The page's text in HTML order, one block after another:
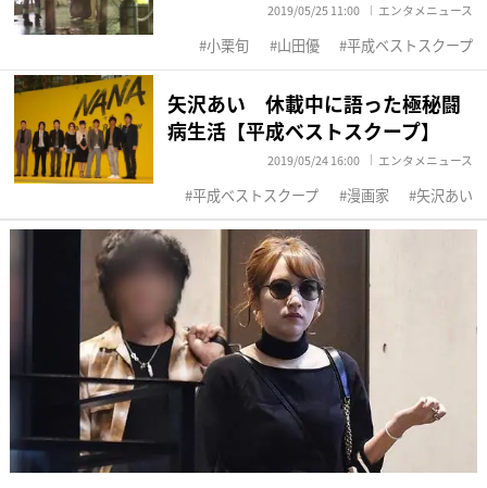
2019/05/25 11:00 エンタメニュース
小栗旬 山田優 平成ベストスクープ
矢沢あい 休載中に語った極秘闘
病生活【平成ベストスクープ】
2019/05/24 16:00 エンタメニュース
平成ベストスクープ 漫画家 矢沢あい